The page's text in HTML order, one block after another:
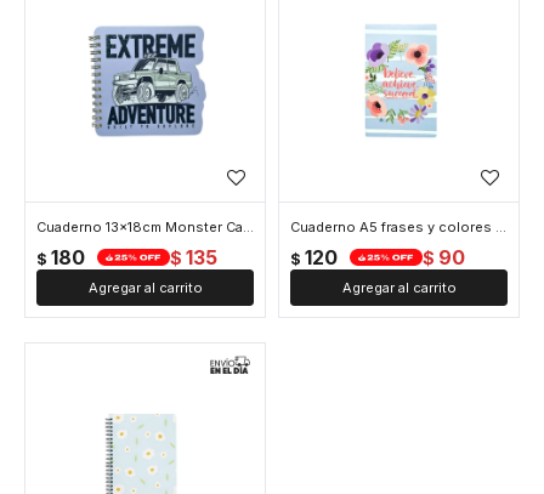
Cuaderno 13x18cm Monster Car - Celeste
$ 180 $ 135
Cuaderno A5 frases y colores - Celeste
$ 120 $ 90